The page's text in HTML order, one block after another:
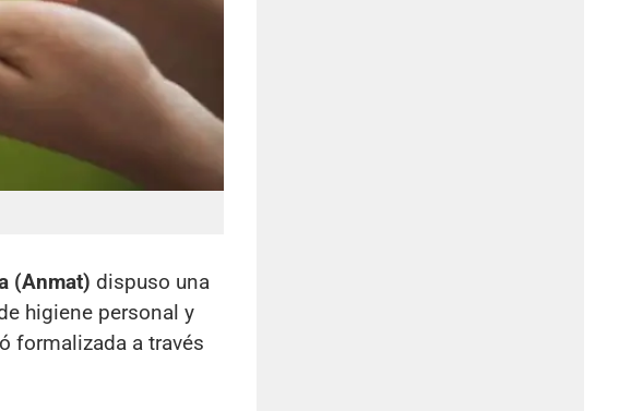
(Anmat) dispuso una
higiene personal y
formalizada a través